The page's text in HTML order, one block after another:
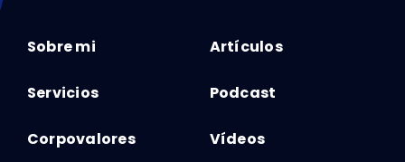
Sobre mi
Servicios
Corpovalores
Artículos
Podcast
Vídeos